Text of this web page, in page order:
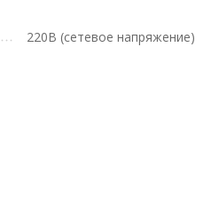
220В (сетевое напряжение)